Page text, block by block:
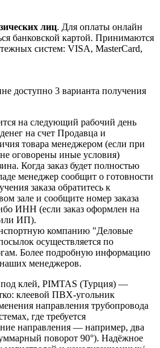
лиц. Для оплаты онлайн
банковской картой. Принимаются
систем: VISA, MasterCard,
доступно 3 варианта получения
на следующий рабочий день
на счет Продавца и
товара менеджером (если при
оговорены иные условия)
Когда заказ будет полностью
менеджер сообщит о готовности
заказа обратитесь к
зале и сообщите номер заказа
ИНН (если заказ оформлен на
ИП).
компанию "Деловые
осуществляется по
Более подробную информацию
менеджеров.
клей, PIMTAS (Турция) —
клеевой ПВХ-угольник
направления трубопровода
где требуется
направления — например, два
поворот 90°). Надёжное